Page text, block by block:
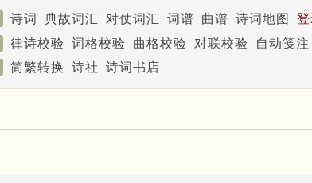
诗词 典故词汇 对仗词汇 词谱 曲谱 诗词地图
律诗校验 词格校验 曲格校验 对联校验
自动笺注
简繁转换 诗社 诗词书店